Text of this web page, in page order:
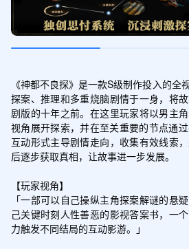
《神都不良探》是一款S级制作投入的全
探案、推理和多重烧脑剧情于一身，将
剧版的十年之前。在这里玩家将以男主
视角展开探索，并在至关重要的节点通
互动形式主导剧情走向，收集有效线索
后逐步获取真相，让故事进一步发展。
【玩家视角】
「一部可以自己操纵主角探案解谜的悬
己关键时刻人性善恶的影视答案书，一
力触发不同结局的互动影游。」